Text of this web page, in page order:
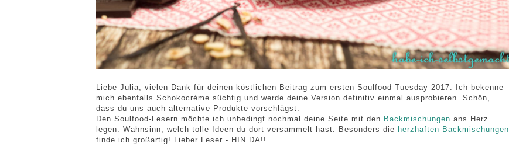
Liebe Julia, vielen Dank für deinen köstlichen Beitrag zum ersten Soulfood Tuesday 2017. Ich bekenne
mich ebenfalls Schokocrème süchtig und werde deine Version definitiv einmal ausprobieren. Schön,
dass du uns auch alternative Produkte vorschlägst.
Den Soulfood-Lesern möchte ich unbedingt nochmal deine Seite mit den Backmischungen ans Herz
legen. Wahnsinn, welch tolle Ideen du dort versammelt hast. Besonders die herzhaften Backmischungen
finde ich großartig! Lieber Leser - HIN DA!!